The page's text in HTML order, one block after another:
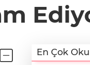
En Çok